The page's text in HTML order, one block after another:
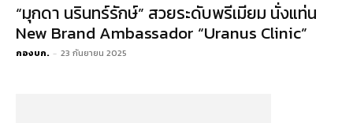
“มุกดา นรินทร์รักษ์” สวยระดับพรีเมียม นั่งแท่น
New Brand Ambassador “Uranus Clinic”
กองบก. - 23 กันยายน 2025